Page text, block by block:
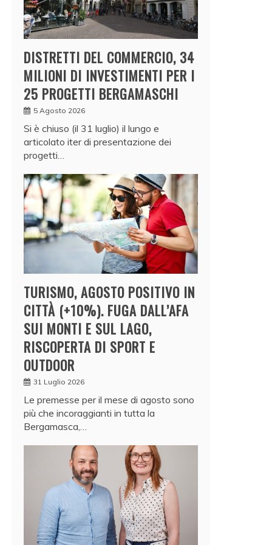
DISTRETTI DEL COMMERCIO, 34
MILIONI DI INVESTIMENTI PER I
25 PROGETTI BERGAMASCHI
5 Agosto 2026
Si è chiuso (il 31 luglio) il lungo e
articolato iter di presentazione dei
progetti…
TURISMO, AGOSTO POSITIVO IN
CITTÀ (+10%). FUGA DALL’AFA
SUI MONTI E SUL LAGO,
RISCOPERTA DI SPORT E
OUTDOOR
31 Luglio 2026
Le premesse per il mese di agosto sono
più che incoraggianti in tutta la
Bergamasca,…